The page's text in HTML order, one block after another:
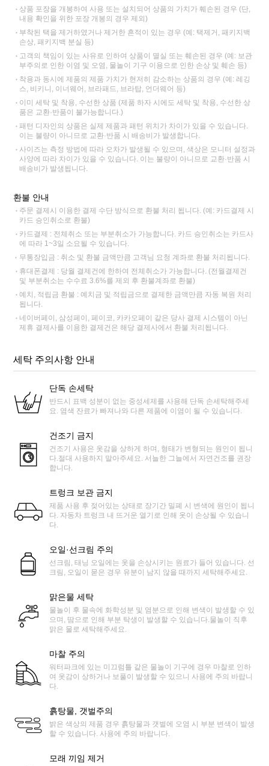
상품 포장을 개봉하여 사용 또는 설치되어 상품의 가치가 훼손된 경우 (단,
내용 확인을 위한 포장 개봉의 경우 제외)
부착된 택을 제거하였거나 제거한 흔적이 있는 경우 (예: 택제거, 패키지백
손상, 패키지백 분실 등)
고객의 책임이 있는 사유로 인하여 상품이 멸실 또는 훼손된 경우 (예: 보관
부주의로 인한 이염 및 오염, 물놀이 기구 이용으로 인한 손상 및 훼손 등)
착용과 동시에 제품의 제품 가치가 현저히 감소하는 상품의 경우 (예: 레깅
스, 비키니, 이너웨어, 브라패드, 브라탑, 언더웨어 등)
이미 세탁 및 착용, 수선한 상품 (제품 하자 시에도 세탁 및 착용, 수선한 상
품은 교환·반품이 불가능합니다.)
패턴 디자인의 상품은 실제 제품과 패턴 위치가 차이가 있을 수 있습니다.
이는 불량이 아니므로 교환·반품 시 배송비가 발생합니다.
사이즈는 측정 방법에 따라 오차가 발생될 수 있으며, 색상은 모니터 설정과
사양에 따라 차이가 있을 수 있습니다. 이는 불량이 아니므로 교환·반품 시
배송비가 발생됩니다.
환불 안내
주문 결제시 이용한 결제 수단 방식으로 환불 처리 됩니다. (예: 카드결제 시
카드 승인취소로 환불)
카드결제 : 전체취소 또는 부분취소가 가능합니다. 카드 승인취소는 카드사
에 따라 1~3일 소요될 수 있습니다.
무통장입금 : 취소 및 환불 금액만큼 고객님 요청 계좌로 환불 처리됩니다.
휴대폰결제 : 당월 결제건에 한하여 전체취소가 가능합니다. (전월결제건
및 부분취소는 수수료 3.6%를 제외 후 환불계좌로 환불)
예치, 적립금 환불 : 예치금 및 적립금으로 결제한 금액만큼 자동 복원 처리
됩니다.
네이버페이, 삼성페이, 페이코, 카카오페이 같은 당사 결제 시스템이 아닌
제휴 결제사를 이용한 결제건은 해당 결제사에서 환불 처리됩니다.
세탁 주의사항 안내
단독 손세탁
반드시 표백 성분이 없는 중성세제를 사용해 단독 손세탁해주세
요. 염색 잔료가 빠져나와 다른 제품에 이염이 될 수 있습니다.
건조기 금지
건조기 사용은 옷감을 상하게 하며, 형태가 변형되는 원인이 됩니
다.절대 사용하지 말아주세요. 서늘한 그늘에서 자연건조를 권장
합니다.
트렁크 보관 금지
제품 사용 후 젖어있는 상태로 장기간 밀폐 시 변색에 원인이 됩니
다. 자동차 트렁크 내 뜨거운 열기로 인해 옷이 손상될 수 있습니
다.
오일·선크림 주의
선크림, 태닝 오일에는 옷을 손상시키는 원료가 들어 있습니다. 선
크림, 오일이 묻은 경우 유분이 남지 않을 때까지 세탁해주세요.
맑은물 세탁
물놀이 후 물속에 화학성분 및 염분으로 인해 변색이 발생할 수 있
으며, 땀으로 인해 부분 탁생이 발생할 수 있습니다.물놀이 직후
맑은 물로 세탁해주세요.
마찰 주의
워터파크에 있는 미끄럼틀 같은 물놀이 기구에 경우 마찰로 인하
여 옷감이 상하거나 보풀이 발생할 수 있으니 사용에 주의 바랍니
다.
흙탕물, 갯벌주의
밝은 색상의 제품 경우 흙탕물과 갯벌에 오염 시 부분 변색이 발생
할 수 있습니다. 사용에 주의 바랍니다.
모래 끼임 제거